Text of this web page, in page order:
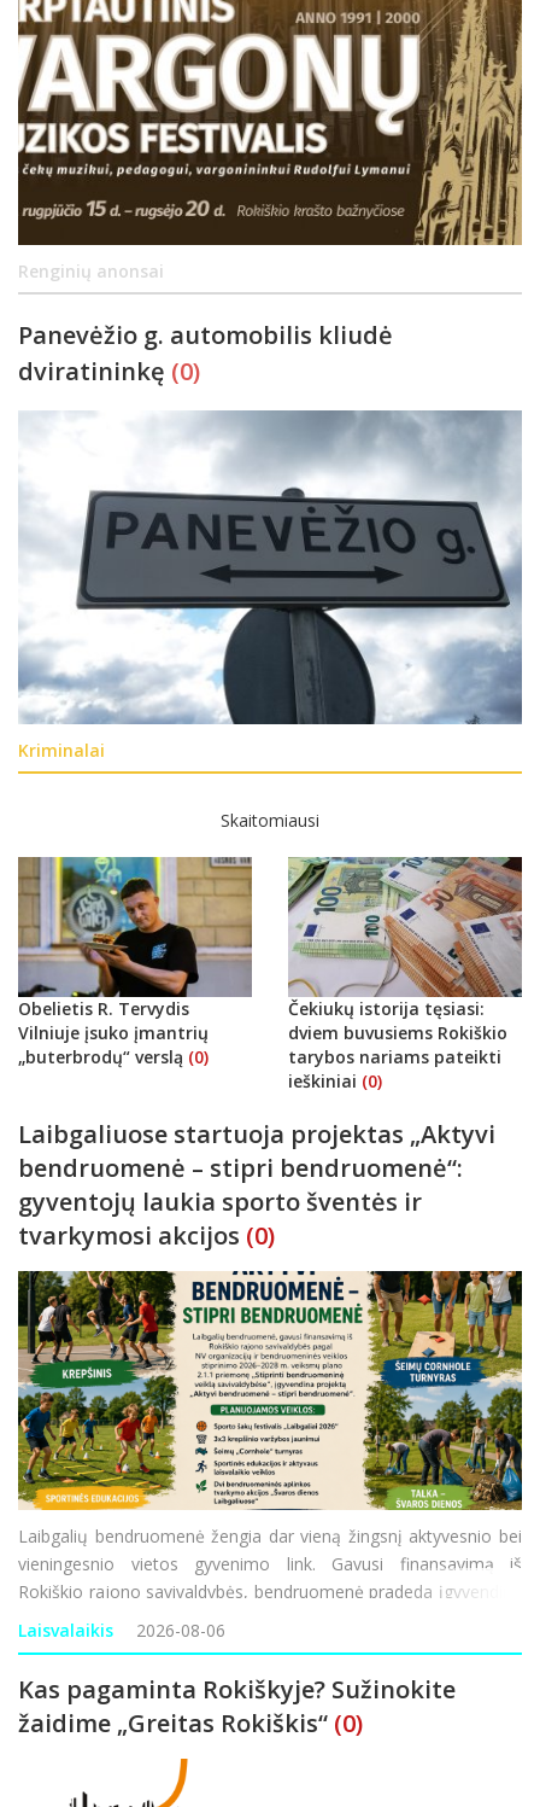
Renginių anonsai
Panevėžio g. automobilis kliudė
dviratininkę (0)
Kriminalai
Skaitomiausi
Obelietis R. Tervydis
Vilniuje įsuko įmantrių
„buterbrodų“ verslą (0)
Čekiukų istorija tęsiasi:
dviem buvusiems Rokiškio
tarybos nariams pateikti
ieškiniai (0)
Laibgaliuose startuoja projektas „Aktyvi
bendruomenė – stipri bendruomenė“:
gyventojų laukia sporto šventės ir
tvarkymosi akcijos (0)
Laibgalių bendruomenė žengia dar vieną žingsnį aktyvesnio bei
vieningesnio vietos gyvenimo link. Gavusi finansavimą iš
Rokiškio rajono savivaldybės, bendruomenė pradeda įgyvendinti
projektą „Aktyvi bendruomenė – stipri bendruomenė“. Ši
iniciatyva finansuojama
Laisvalaikis 2026-08-06
Kas pagaminta Rokiškyje? Sužinokite
žaidime „Greitas Rokiškis“ (0)